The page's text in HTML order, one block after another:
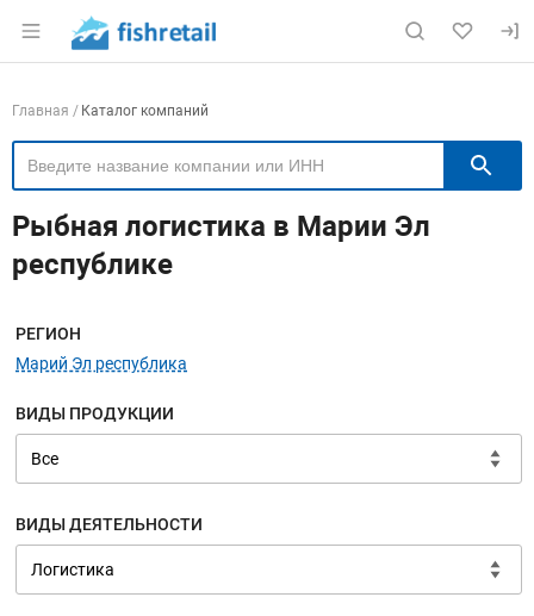
Раздел навигации по сайту fishretail.ru
Навигация по компаниям
Главная Каталог компаний
Рыбная логистика в Марии Эл
республике
Меню навигации
РЕГИОН
Марий Эл республика
ВИДЫ ПРОДУКЦИИ
ВИДЫ ДЕЯТЕЛЬНОСТИ